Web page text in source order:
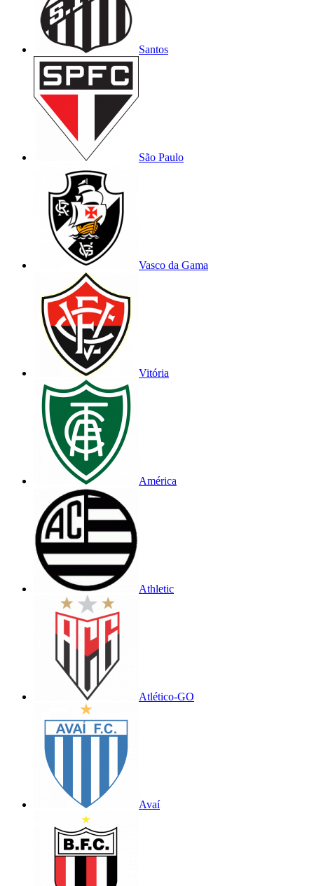
Santos
São Paulo
Vasco da Gama
Vitória
América
Athletic
Atlético-GO
Avaí